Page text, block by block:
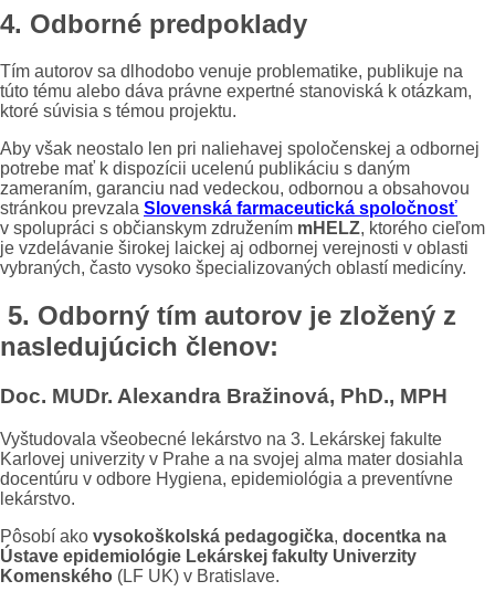
4. Odborné predpoklady
Tím autorov sa dlhodobo venuje problematike, publikuje na
túto tému alebo dáva právne expertné stanoviská k otázkam,
ktoré súvisia s témou projektu.
Aby však neostalo len pri naliehavej spoločenskej a odbornej
potrebe mať k dispozícii ucelenú publikáciu s daným
zameraním, garanciu nad vedeckou, odbornou a obsahovou
stránkou prevzala Slovenská farmaceutická spoločnosť
v spolupráci s občianskym združením mHELZ, ktorého cieľom
je vzdelávanie širokej laickej aj odbornej verejnosti v oblasti
vybraných, často vysoko špecializovaných oblastí medicíny.
5. Odborný tím autorov je zložený z
nasledujúcich členov:
Doc. MUDr. Alexandra Bražinová, PhD., MPH
Vyštudovala všeobecné lekárstvo na 3. Lekárskej fakulte
Karlovej univerzity v Prahe a na svojej alma mater dosiahla
docentúru v odbore Hygiena, epidemiológia a preventívne
lekárstvo.
Pôsobí ako vysokoškolská pedagogička, docentka na
Ústave epidemiológie Lekárskej fakulty Univerzity
Komenského (LF UK) v Bratislave.